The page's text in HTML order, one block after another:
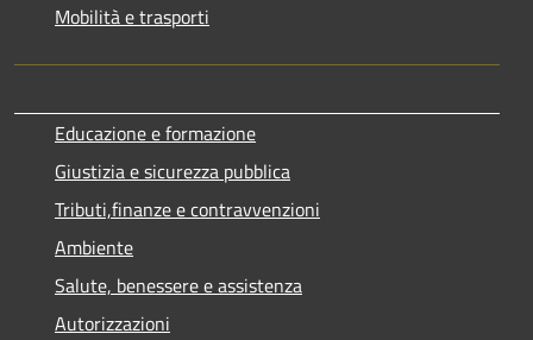
Mobilità e trasporti
Educazione e formazione
Giustizia e sicurezza pubblica
Tributi,finanze e contravvenzioni
Ambiente
Salute, benessere e assistenza
Autorizzazioni